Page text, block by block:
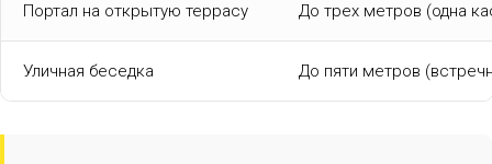
Портал на открытую террасу До трех метров (одна
Уличная беседка До пяти метров